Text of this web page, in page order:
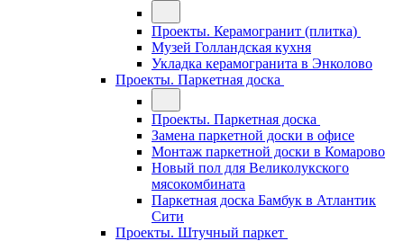
Проекты. Керамогранит (плитка)
Музей Голландская кухня
Укладка керамогранита в Энколово
Проекты. Паркетная доска
Проекты. Паркетная доска
Замена паркетной доски в офисе
Монтаж паркетной доски в Комарово
Новый пол для Великолукского
мясокомбината
Паркетная доска Бамбук в Атлантик
Сити
Проекты. Штучный паркет